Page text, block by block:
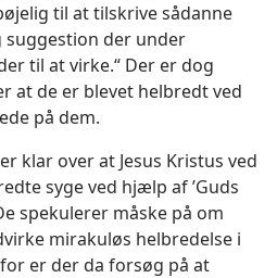
til at tilskrive sådanne
suggestion der under
til at virke.“ Der er dog
at de er blevet helbredt ved
på dem.
klar over at Jesus Kristus ved
syge ved hjælp af ’Guds
spekulerer måske på om
mirakuløs helbredelse i
er der da forsøg på at